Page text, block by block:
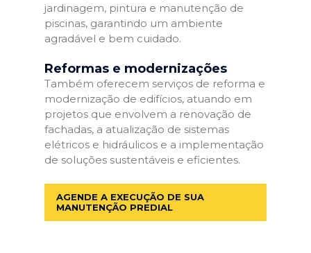
jardinagem, pintura e manutenção de
piscinas, garantindo um ambiente
agradável e bem cuidado.
Reformas e modernizações
Também oferecem serviços de reforma e
modernização de edifícios, atuando em
projetos que envolvem a renovação de
fachadas, a atualização de sistemas
elétricos e hidráulicos e a implementação
de soluções sustentáveis e eficientes.
AGENDE A EXECUÇÃO DE SUA
MANUTENÇÃO PREDIAL